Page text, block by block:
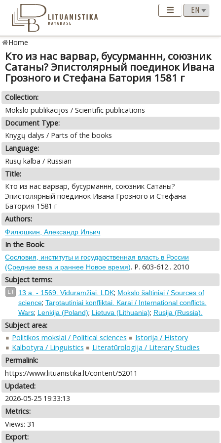
Home
Кто из нас варвар, бусурманнн, союзник
Сатаны? Эпистолярный поединок Ивана
Грозного и Стефана Батория 1581 г
Collection:
Mokslo publikacijos / Scientific publications
Document Type:
Knygų dalys / Parts of the books
Language:
Rusų kalba / Russian
Title:
Кто из нас варвар, бусурманнн, союзник Сатаны?
Эпистолярный поединок Ивана Грозного и Стефана
Батория 1581 г
Authors:
Филюшкин, Александр Ильич
In the Book:
Сословия, институты и государственная власть в России
(Средние века и раннее Новое время). P. 603-612.. 2010
Subject terms:
LT 13 a. - 1569. Viduramžiai. LDK; Mokslo šaltiniai / Sources of
science; Tarptautiniai konfliktai. Karai / International conflicts.
Wars; Lenkija (Poland); Lietuva (Lithuania); Rusija (Russia).
Subject area:
Politikos mokslai / Political sciences
Istorija / History
Kalbotyra / Linguistics
Literatūrologija / Literary Studies
Permalink:
https://www.lituanistika.lt/content/52011
Updated:
2026-05-25 19:33:13
Metrics:
Views: 31
Export: